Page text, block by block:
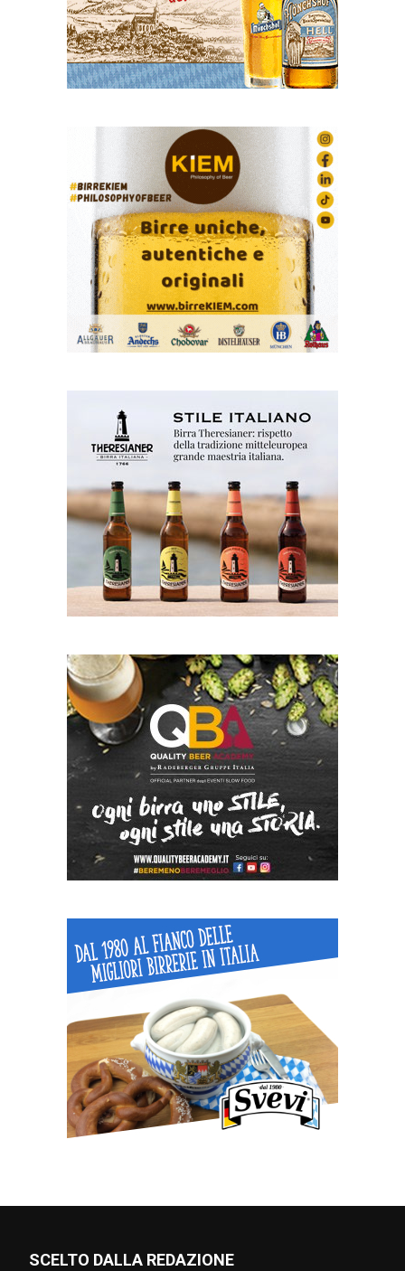
SCELTO DALLA REDAZIONE